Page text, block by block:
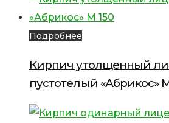
Подробнее
Кирпич утолщенный
пустотелый «Абрикос»